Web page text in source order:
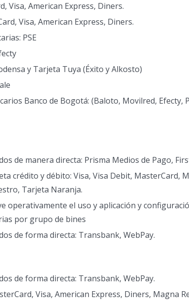
Visa, American Express, Diners.
Visa, American Express, Diners.
PSE
y Tarjeta Tuya (Éxito y Alkosto)
Banco de Bogotá: (Baloto, Movilred, Efecty,
de manera directa: Prisma Medios de Pago,
crédito y débito: Visa, Visa Debit, MasterCard,
Tarjeta Naranja.
operativamente el uso y aplicación y
por grupo de bines
de forma directa: Transbank, WebPay.
de forma directa: Transbank, WebPay.
Visa, American Express, Diners, Magna